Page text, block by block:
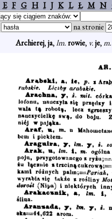
E F G H I J K L Ł M N
na stronie
Archierej,ja,lm.rowie, v.je,